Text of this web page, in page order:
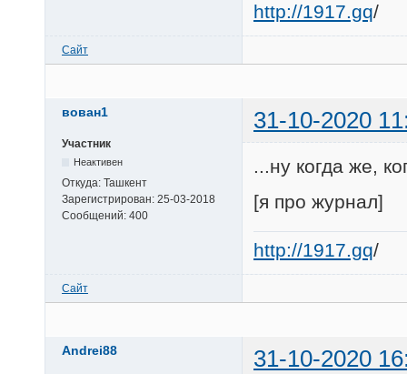
http://1917.gq/
Сайт
вован1 31-10-2020
Участник
Неактивен
Откуда: Ташкент
Зарегистрирован: 25-03-2018
Сообщений: 400
...ну когда же,
[я про журнал]
http://1917.gq/
Сайт
Andrei88 31-10-2020